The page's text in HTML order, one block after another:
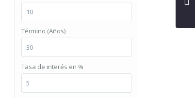
Término (Años)
Tasa de interés en %